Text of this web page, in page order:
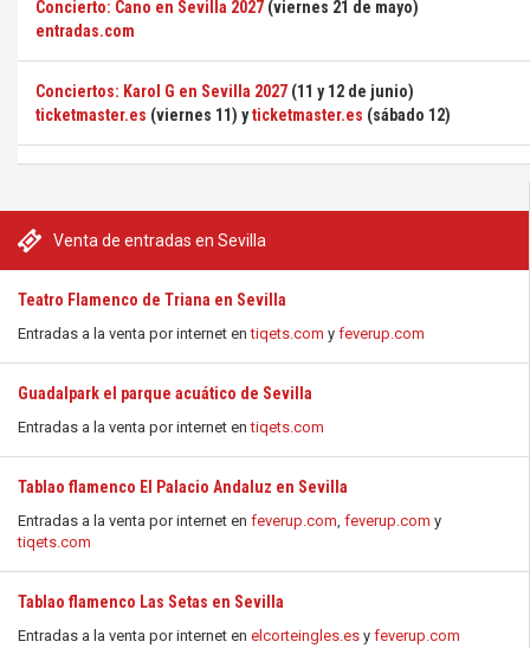
Venta de entradas en Sevilla
Teatro Flamenco de Triana en Sevilla
Entradas a la venta por internet entiqets.com y feverup.com
Guadalpark el parque acuático de Sevilla
Entradas a la venta por internet entiqets.com
Tablao flamenco El Palacio Andaluz en Sevilla
Entradas a la venta por internet en feverup.com, feverup.com y
tiqets.com
Tablao flamenco Las Setas en Sevilla
Entradas a la venta por internet en elcorteingles.es y feverup.com
Concierto: Cano en Sevilla 2027 (viernes 21 de mayo)
entradas.com
Conciertos: Karol G en Sevilla 2027 (11 y 12 de junio)
ticketmaster.es (viernes 11) yticketmaster.es (sábado 12)